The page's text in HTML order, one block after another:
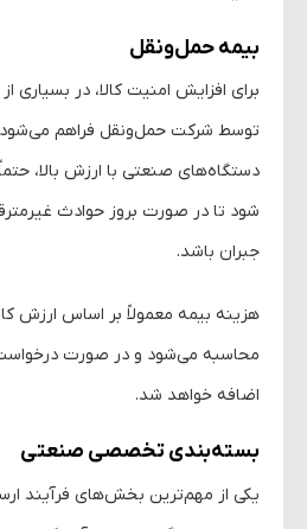
بیمه حمل‌ونقل
برای افزایش امنیت کالا، در بسیاری
توسط شرکت حمل‌ونقل فراهم
دستگاه‌های صنعتی با ارزش بالا،
شود تا در صورت بروز حوادث
جبران باشد.
هزینه بیمه معمولاً بر اساس ارزش
محاسبه می‌شود و در صورت
اضافه خواهد شد.
بسته‌بندی تخصصی صنعتی
یکی از مهم‌ترین بخش‌های فرآیند